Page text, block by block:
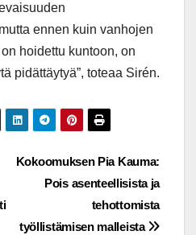
ennen kuin vanhojen
hoidettu kuntoon, on
pidättäytyä”, toteaa Sirén.
Kokoomuksen Pia Kauma:
Pois asenteellisista ja
tehottomista
työllistämisen malleista